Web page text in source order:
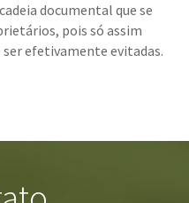
documental que se
pois só assim
ser efetivamente evitadas.